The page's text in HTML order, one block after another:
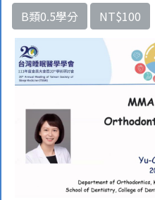
B類0.5學分 NT$100